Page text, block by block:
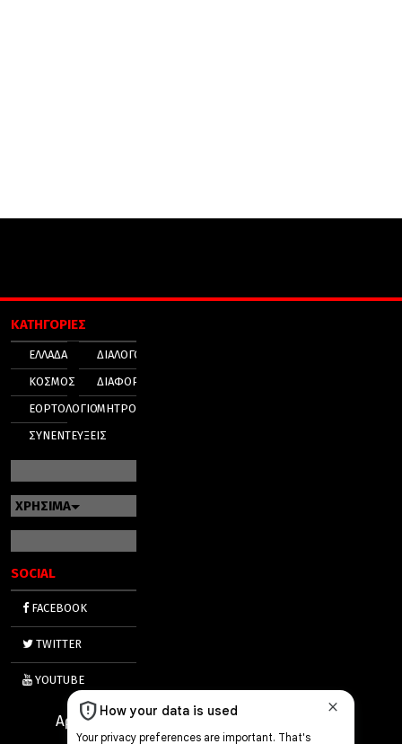
ΚΑΤΗΓΟΡΙΕΣ
ΕΛΛΑΔΑ
ΚΟΣΜΟΣ
ΕΟΡΤΟΛΟΓΙΟ
ΣΥΝΕΝΤΕΥΞΕΙΣ
ΔΙΑΛΟΓΟΣ
ΔΙΑΦΟΡΑ
ΜΗΤΡΟΠΟΛΕΙΣ
ΧΡΗΣΙΜΑ
SOCIAL
FACEBOOK
TWITTER
YOUTUBE
Αριθμός